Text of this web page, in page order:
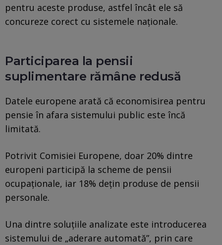
pentru aceste produse, astfel încât ele să
concureze corect cu sistemele naționale.
Participarea la pensii
suplimentare rămâne redusă
Datele europene arată că economisirea pentru
pensie în afara sistemului public este încă
limitată.
Potrivit Comisiei Europene, doar 20% dintre
europeni participă la scheme de pensii
ocupaționale, iar 18% dețin produse de pensii
personale.
Una dintre soluțiile analizate este introducerea
sistemului de „aderare automată”, prin care